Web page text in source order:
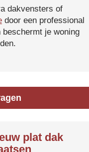
dakvensters of
door een professional
je woning
plat dak